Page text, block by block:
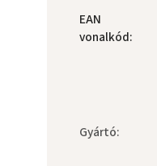
EAN
vonalkód:
Gyártó: